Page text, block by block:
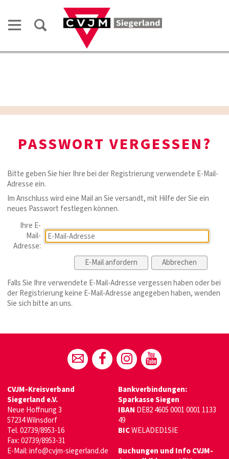
PASSWORT VERGESSEN?
Bitte geben Sie hier Ihre bei der Registrierung verwendete E-Mail-
Adresse ein.
Im Anschluss wird eine Mail an Sie versandt, mit Hilfe der Sie ein
neues Passwort festlegen können.
Ihre E-
Mail-
Adresse:
Falls Sie Ihre verwendete E-Mail-Adresse vergessen haben oder bei
der Registrierung keine E-Mail-Adresse angegeben haben, wenden
Sie sich bitte an uns.
CVJM-Kreisverband
Siegerland e.V.
Neue Hoffnung 3
57234 Wilnsdorf
Tel. 02739/8953-16
Fax: 02739/8953-31
E-Mail:info@cvjm-siegerland.de
Bankverbindungen:
Sparkasse Siegen
IBAN DE82 4605 0001 0001 1133
49
BICWELADED1SIE
Buchungen und Info CVJM-